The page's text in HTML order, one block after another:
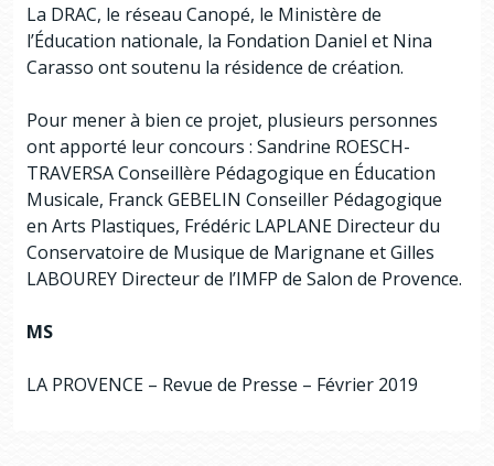
La DRAC, le réseau Canopé, le Ministère de
l’Éducation nationale, la Fondation Daniel et Nina
Carasso ont soutenu la résidence de création.
Pour mener à bien ce projet, plusieurs personnes
ont apporté leur concours : Sandrine ROESCH-
TRAVERSA Conseillère Pédagogique en Éducation
Musicale, Franck GEBELIN Conseiller Pédagogique
en Arts Plastiques, Frédéric LAPLANE Directeur du
Conservatoire de Musique de Marignane et Gilles
LABOUREY Directeur de l’IMFP de Salon de Provence.
MS
LA PROVENCE – Revue de Presse – Février 2019